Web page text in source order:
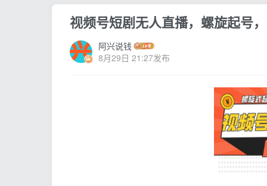
视频号短剧无人直播，螺旋起号
阿兴说钱
8月29日 21:27发布